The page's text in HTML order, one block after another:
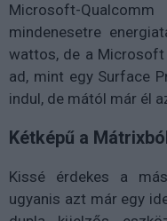
Microsoft-
mindenesetre
wattos, de a
ad, mint egy Surface
indul, de mától már él
Kétképű a Mátrixból
Kissé érdekes a
ugyanis azt már egy